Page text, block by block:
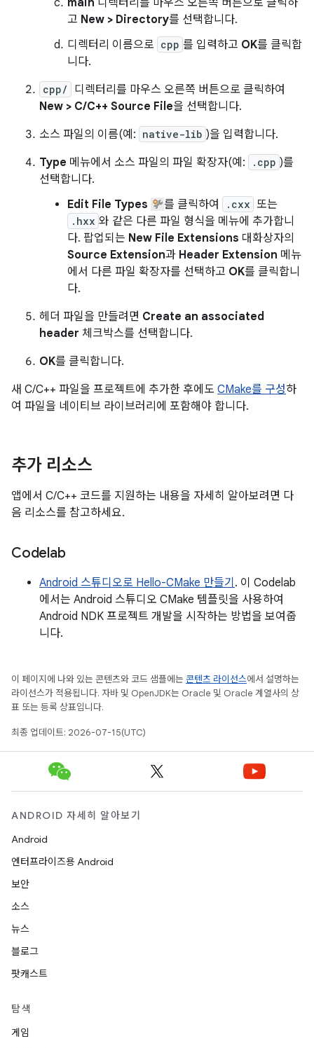
main 디렉터리를 마우스 오른쪽 버튼으로 클릭하
고 New > Directory를 선택합니다.
디렉터리 이름으로 cpp 를 입력하고 OK를 클릭합
니다.
cpp/
디렉터리를 마우스 오른쪽 버튼으로 클릭하여
New > C/C++ Source File을 선택합니다.
소스 파일의 이름(예: native-lib )을 입력합니다.
Type 메뉴에서 소스 파일의 파일 확장자(예: .cpp )를
선택합니다.
Edit File Types
를 클릭하여 .cxx 또는
.hxx 와 같은 다른 파일 형식을 메뉴에 추가합니
다. 팝업되는 New File Extensions 대화상자의
Source Extension과 Header Extension 메뉴
에서 다른 파일 확장자를 선택하고 OK를 클릭합니
다.
헤더 파일을 만들려면 Create an associated
header 체크박스를 선택합니다.
OK를 클릭합니다.
새 C/C++ 파일을 프로젝트에 추가한 후에도 CMake를 구성하
여 파일을 네이티브 라이브러리에 포함해야 합니다.
추가 리소스
앱에서 C/C++ 코드를 지원하는 내용을 자세히 알아보려면 다
음 리소스를 참고하세요.
Codelab
Android 스튜디오로 Hello-CMake 만들기 . 이 Codelab
에서는 Android 스튜디오 CMake 템플릿을 사용하여
Android NDK 프로젝트 개발을 시작하는 방법을 보여줍
니다.
이 페이지에 나와 있는 콘텐츠와 코드 샘플에는 콘텐츠 라이선스에서 설명하는
라이선스가 적용됩니다. 자바 및 OpenJDK는 Oracle 및 Oracle 계열사의 상
표 또는 등록 상표입니다.
최종 업데이트: 2026-07-15(UTC)
ANDROID 자세히 알아보기
Android
엔터프라이즈용 Android
보안
소스
뉴스
블로그
팟캐스트
탐색
게임